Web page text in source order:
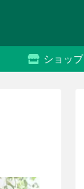
ショップ